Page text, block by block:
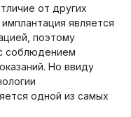
от других
является
поэтому
соблюдением
Но ввиду
одной из самых